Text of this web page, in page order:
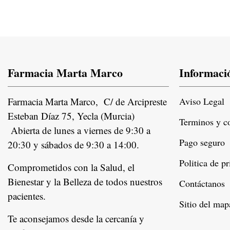
Farmacia Marta Marco
Farmacia Marta Marco, C/ de Arcipreste
Esteban Díaz 75, Yecla (Murcia)
Abierta de lunes a viernes de 9:30 a
20:30 y sábados de 9:30 a 14:00.
Comprometidos con la Salud, el
Bienestar y la Belleza de todos nuestros
pacientes.
Te aconsejamos desde la cercanía y
Aviso Legal
Terminos y
Pago seguro
Politica de
Contáctanos
Sitio del